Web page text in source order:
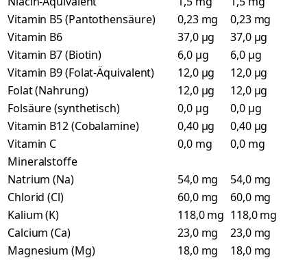
Vitamin B5 (Pantothensäure)
0,23 mg
0,23 mg
Vitamin B6
37,0 µg
37,0 µg
Vitamin B7 (Biotin)
6,0 µg
6,0 µg
Vitamin B9 (Folat-Äquivalent)
12,0 µg
12,0 µg
Folat (Nahrung)
12,0 µg
12,0 µg
Folsäure (synthetisch)
0,0 µg
0,0 µg
Vitamin B12 (Cobalamine)
0,40 µg
0,40 µg
Vitamin C
0,0 mg
0,0 mg
Mineralstoffe
Natrium (Na)
54,0 mg
54,0 mg
Chlorid (Cl)
60,0 mg
60,0 mg
Kalium (K)
118,0 mg 118,0 mg
Calcium (Ca)
23,0 mg
23,0 mg
Magnesium (Mg)
18,0 mg
18,0 mg